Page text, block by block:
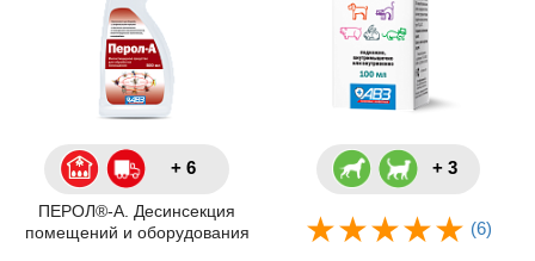
+ 6
ПЕРОЛ®-А. Десинсекция
помещений и оборудования
+ 3
(6)